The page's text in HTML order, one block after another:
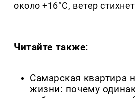
около +16°C, ветер
Читайте также:
Самарская квартира
жизни: почему